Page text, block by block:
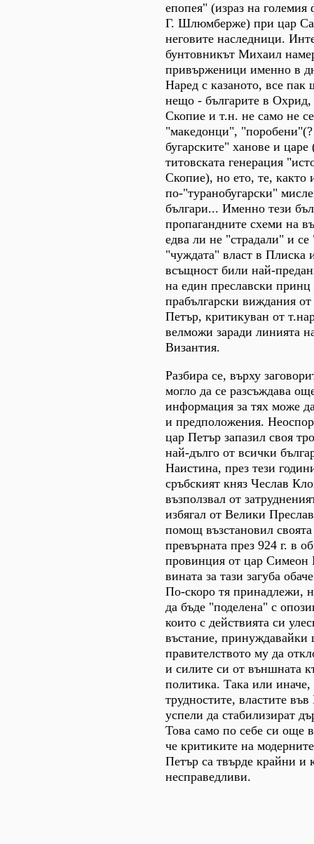
епопея" (израз на големия
Г. Шлюмберже) при цар
неговите наследници.
бунтовникът Михаил
привърженици именно в
Наред с казаното, все
нещо - българите в
Скопие и т.н. не само не
"македонци",
бугарските" ханове и
титовската генерация
Скопие), но ето, те, както
по-"туранобугарски"
българи... Именно тези
пропагандните схеми на
едва ли не "страдали" и
"чуждата" власт в Плиска
всъщност били най-
на един преславски
прабългарски виждания от
Петър, критикуван от
велможи заради линията
Византия.
Разбира се, върху
могло да се разсъждава
информация за тях може
и предположения.
цар Петър запазил своя
най-дълго от всички
Наистина, през тези
сръбският княз Чеслав
възползвал от
избягал от Велики
помощ възстановил
превърната през 924 г. в
провинция от цар Симеон
вината за тази загуба
По-скоро тя принадлежи,
да бъде "поделена" с
които с действията си
въстание, принуждавайки
правителството му да
и силите си от външната
политика. Така или иначе,
трудностите, властите
успели да стабилизират
Това само по себе си още
че критиките на
Петър са твърде крайни и
несправедливи.